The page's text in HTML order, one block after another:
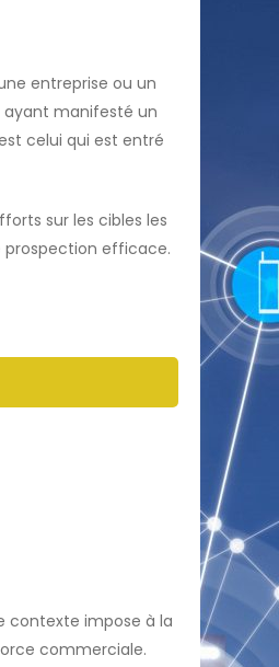
entreprise ou un
ayant manifesté un
celui qui est entré
sur les cibles les
prospection efficace.
contexte impose à la
commerciale.